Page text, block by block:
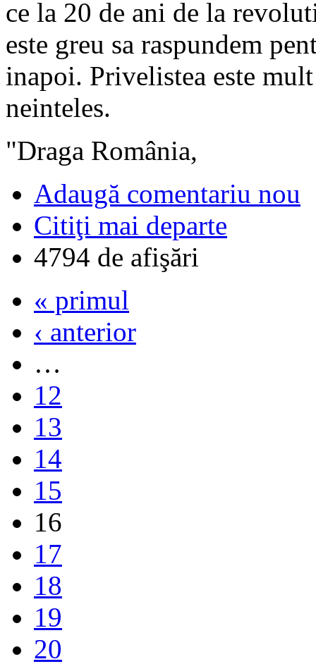
ce la 20 de ani de la
este greu sa raspundem
inapoi. Privelistea este
neinteles.
"Draga România,
Adaugă comentariu nou
Citiţi mai departe
4794 de afişări
« primul
‹ anterior
…
12
13
14
15
16
17
18
19
20